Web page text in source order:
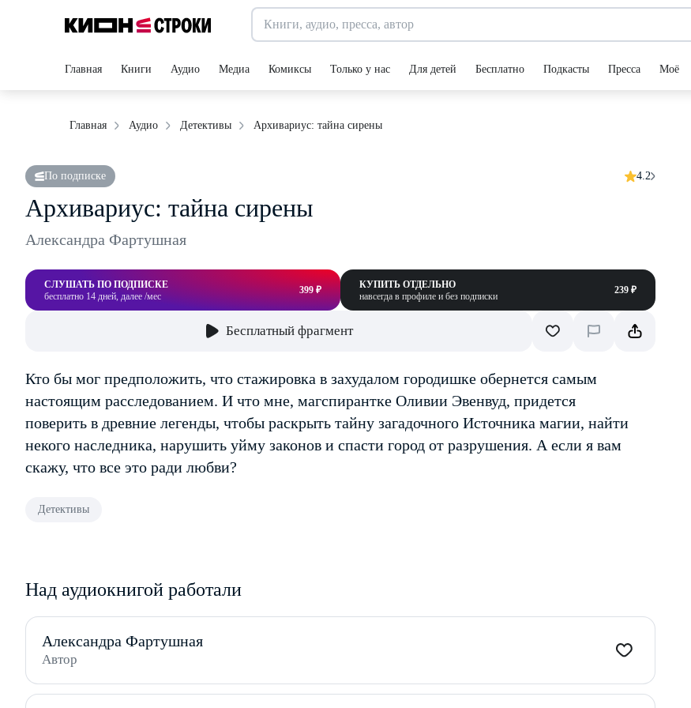
Главная Книги Аудио Медиа Комиксы Только у нас Для детей Бесплатно Подкасты Пресса Моё
Главная Аудио Детективы Архивариус: тайна сирены
По подписке 4.2
Архивариус: тайна сирены
Александра Фартушная
СЛУШАТЬ ПО ПОДПИСКЕ
бесплатно 14 дней, далее /мес
399 ₽
КУПИТЬ ОТДЕЛЬНО
навсегда в профиле и без подписки
239 ₽
Бесплатный фрагмент
Кто бы мог предположить, что стажировка в захудалом городишке обернется самым
настоящим расследованием. И что мне, магспирантке Оливии Эвенвуд, придется
поверить в древние легенды, чтобы раскрыть тайну загадочного Источника магии, найти
некого наследника, нарушить уйму законов и спасти город от разрушения. А если я вам
скажу, что все это ради любви?
Детективы
Над аудиокнигой работали
Александра Фартушная
Автор